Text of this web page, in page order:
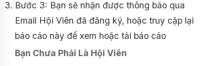
Bước 3: Bạn sẽ nhận được thông báo qua
Email Hội Viên đã đăng ký, hoặc truy cập lại
báo cáo này để xem hoặc tải báo cáo
Bạn Chưa Phải Là Hội Viên